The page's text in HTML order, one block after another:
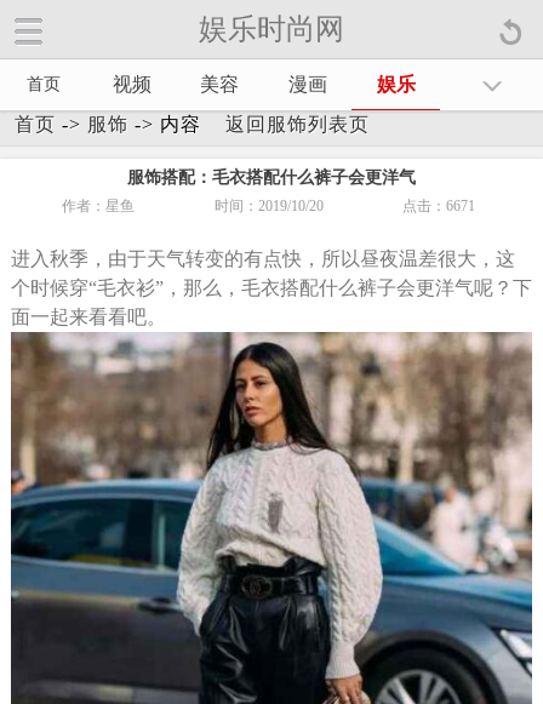
娱乐时尚网
首页 视频 美容 漫画
娱乐
首页 -> 服饰 -> 内容 返回服饰列表页
服饰搭配：毛衣搭配什么裤子会更洋气
作者：星鱼 时间：2019/10/20 点击：6671
进入秋季，由于天气转变的有点快，所以昼夜温差很大，这
个时候穿“毛衣衫”，那么，毛衣搭配什么裤子会更洋气呢？下
面一起来看看吧。
娱乐时尚网手机官方网站【